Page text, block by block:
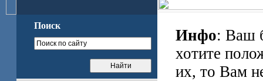
Поиск
Инфо: Ваш
хотите
их, то Вам